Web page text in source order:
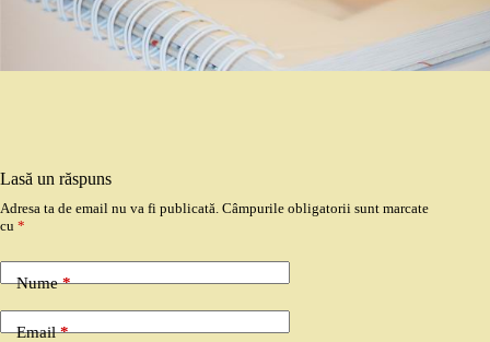
Lasă un răspuns
Adresa ta de email nu va fi publicată. Câmpurile obligatorii sunt marcate
cu *
Nume*
Email*